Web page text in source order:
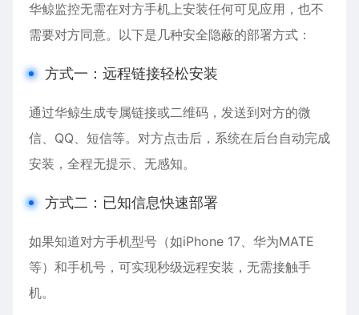
华鲸监控无需在对方手机上安装任何可见应用，也不
需要对方同意。以下是几种安全隐蔽的部署方式：
方式一：远程链接轻松安装
通过华鲸生成专属链接或二维码，发送到对方的微
信、QQ、短信等。对方点击后，系统在后台自动完成
安装，全程无提示、无感知。
方式二：已知信息快速部署
如果知道对方手机型号（如iPhone 17、华为MATE
等）和手机号，可实现秒级远程安装，无需接触手
机。